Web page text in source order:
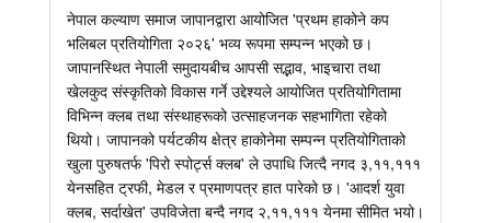
नेपाल कल्याण समाज जापानद्वारा आयोजित 'प्रथम हाकोने कप
भलिबल प्रतियोगिता २०२६' भव्य रूपमा सम्पन्न भएको छ।
जापानस्थित नेपाली समुदायबीच आपसी सद्भाव, भाइचारा तथा
खेलकुद संस्कृतिको विकास गर्ने उद्देश्यले आयोजित प्रतियोगितामा
विभिन्न क्लब तथा संस्थाहरूको उत्साहजनक सहभागिता रहेको
थियो। जापानको पर्यटकीय क्षेत्र हाकोनेमा सम्पन्न प्रतियोगिताको
खुला पुरुषतर्फ 'पिरो स्पोर्ट्स क्लब' ले उपाधि जित्दै नगद ३,११,१११
येनसहित ट्रफी, मेडल र प्रमाणपत्र हात पारेको छ। 'आदर्श युवा
क्लब, सर्दाखेत' उपविजेता बन्दै नगद २,११,१११ येनमा सीमित भयो।